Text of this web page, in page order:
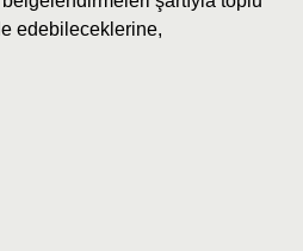
edebileceklerine,